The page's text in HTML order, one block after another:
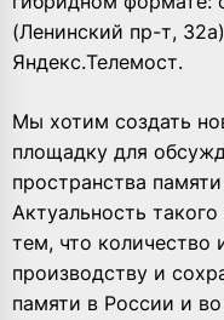
(Ленинский пр-т,
Яндекс.Телемост.
Мы хотим создать
площадку для
пространства
Актуальность
тем, что количество
производству и
памяти в России и